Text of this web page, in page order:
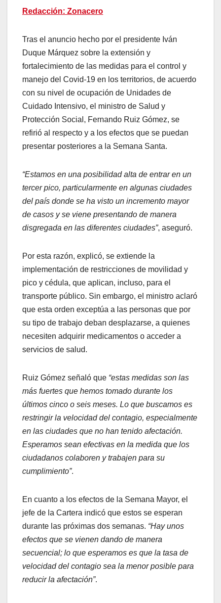
Redacción: Zonacero
Tras el anuncio hecho por el presidente Iván
Duque Márquez sobre la extensión y
fortalecimiento de las medidas para el control y
manejo del Covid-19 en los territorios, de acuerdo
con su nivel de ocupación de Unidades de
Cuidado Intensivo, el ministro de Salud y
Protección Social, Fernando Ruiz Gómez, se
refirió al respecto y a los efectos que se puedan
presentar posteriores a la Semana Santa.
“Estamos en una posibilidad alta de entrar en un
tercer pico, particularmente en algunas ciudades
del país donde se ha visto un incremento mayor
de casos y se viene presentando de manera
disgregada en las diferentes ciudades”, aseguró.
Por esta razón, explicó, se extiende la
implementación de restricciones de movilidad y
pico y cédula, que aplican, incluso, para el
transporte público. Sin embargo, el ministro aclaró
que esta orden exceptúa a las personas que por
su tipo de trabajo deban desplazarse, a quienes
necesiten adquirir medicamentos o acceder a
servicios de salud.
Ruiz Gómez señaló que “estas medidas son las
más fuertes que hemos tomado durante los
últimos cinco o seis meses. Lo que buscamos es
restringir la velocidad del contagio, especialmente
en las ciudades que no han tenido afectación.
Esperamos sean efectivas en la medida que los
ciudadanos colaboren y trabajen para su
cumplimiento”.
En cuanto a los efectos de la Semana Mayor, el
jefe de la Cartera indicó que estos se esperan
durante las próximas dos semanas. “Hay unos
efectos que se vienen dando de manera
secuencial; lo que esperamos es que la tasa de
velocidad del contagio sea la menor posible para
reducir la afectación”.